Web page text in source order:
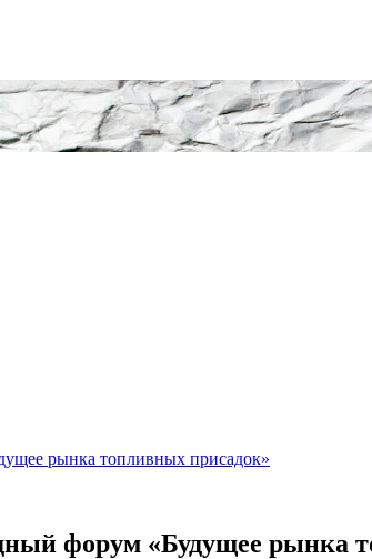
рынка топливных присадок»
форум «Будущее рынка